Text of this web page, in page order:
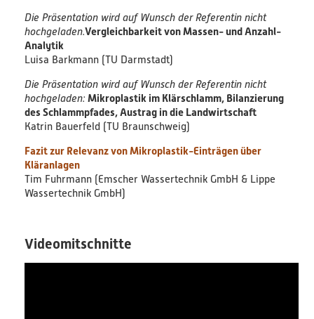
Video & Audio
Webinare
Blog
Die Präsentation wird auf Wunsch der Referentin nicht
hochgeladen.Vergleichbarkeit von Massen- und Anzahl-
Analytik
Luisa Barkmann (TU Darmstadt)
Die Präsentation wird auf Wunsch der Referentin nicht
hochgeladen: Mikroplastik im Klärschlamm, Bilanzierung
des Schlammpfades, Austrag in die Landwirtschaft
Katrin Bauerfeld (TU Braunschweig)
Fazit zur Relevanz von Mikroplastik-Einträgen über
Kläranlagen
Tim Fuhrmann (Emscher Wassertechnik GmbH & Lippe
Wassertechnik GmbH)
Videomitschnitte